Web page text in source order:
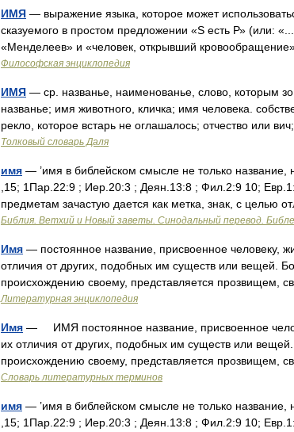
ИМЯ — выражение языка, которое может
сказуемого в простом предложении «S есть Р» (или:
«Менделеев» и «человек, открывший
Философская энциклопедия
ИМЯ — ср. названье, наименованье, слово, которым
названье; имя животного, кличка; имя человека.
рекло, которое встарь не оглашалось; отчество или
Толковый словарь Даля
имя — ’имя в библейском смысле не только
,15; 1Пар.22:9 ; Иер.20:3 ; Деян.13:8 ; Фил.2:9 10;
предметам зачастую дается как метка, знак, с целью
Библия. Ветхий и Новый заветы. Синодальный перевод.
Имя — постоянное название, присвоенное человеку,
отличия от других, подобных им существ или вещей.
происхождению своему, представляется прозвищем,
Литературная энциклопедия
Имя — ИМЯ постоянное название, присвоенное
их отличия от других, подобных им существ или
происхождению своему, представляется прозвищем,
Словарь литературных терминов
имя — ’имя в библейском смысле не только
,15; 1Пар.22:9 ; Иер.20:3 ; Деян.13:8 ; Фил.2:9 10;